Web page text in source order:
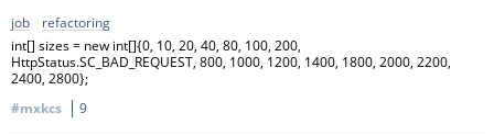
job
refactoring
int[] sizes = new int[]{0, 10, 20, 40, 80, 100, 200,
HttpStatus.SC_BAD_REQUEST, 800, 1000, 1200, 1400, 1800, 2000, 2200,
2400, 2800};
#mxkcs
9